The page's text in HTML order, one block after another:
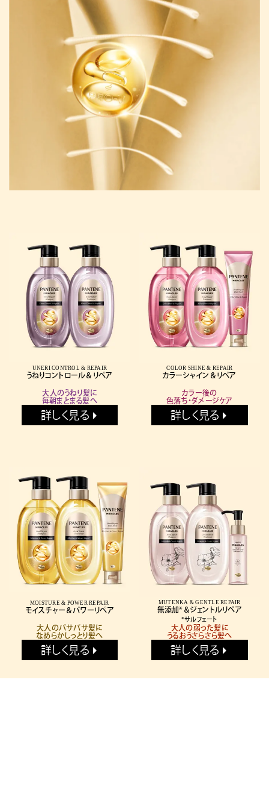
UNERI CONTROL & REPAIR
うねりコントロール＆リペア
大人のうねり髪に
毎朝まとまる髪へ
詳しく見る
COLOR SHINE & REPAIR
カラーシャイン＆リペア
カラー後の
色落ち・ダメージケア
詳しく見る
MOISTURE & POWER REPAIR
モイスチャー＆パワーリペア
大人のパサパサ髪に
なめらかしっとり髪へ
詳しく見る
MUTENKA & GENTLE REPAIR
*サルフェート
大人の弱った髪に
うるおうさらさら髪へ
詳しく見る